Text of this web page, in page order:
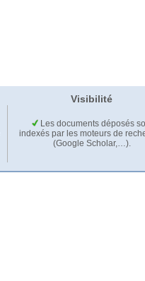
Visibilité
Les documents déposés
indexés par les moteurs de
(Google Scholar,…).